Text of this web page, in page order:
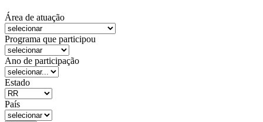
Área de atuação
Programa que participou
Ano de participação
Estado
País